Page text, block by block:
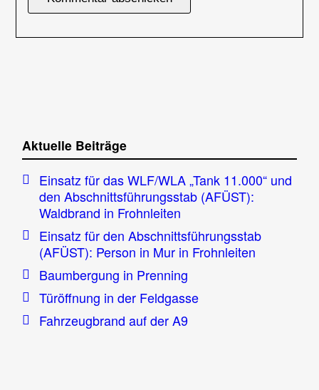
Aktuelle Beiträge
Einsatz für das WLF/WLA „Tank 11.000“ und
den Abschnittsführungsstab (AFÜST):
Waldbrand in Frohnleiten
Einsatz für den Abschnittsführungsstab
(AFÜST): Person in Mur in Frohnleiten
Baumbergung in Prenning
Türöffnung in der Feldgasse
Fahrzeugbrand auf der A9